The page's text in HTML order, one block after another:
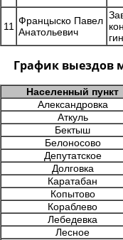
11 Францыско Павел
Анатольевич
График выездов
Населенный пункт
Александровка
Аткуль
Бектыш
Белоносово
Депутатское
Долговка
Каратабан
Копытово
Кораблево
Лебедевка
Лесное